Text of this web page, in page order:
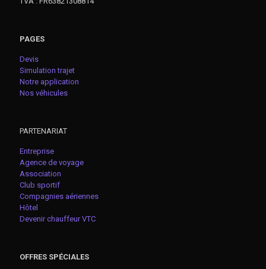
PAGES
Devis
Simulation trajet
Notre application
Nos véhicules
PARTENARIAT
Entreprise
Agence de voyage
Association
Club sportif
Compagnies aériennes
Hôtel
Devenir chauffeur VTC
OFFRES SPÉCIALES